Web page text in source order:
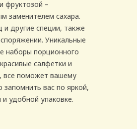
фруктозой –
заменителем сахара.
и другие специи, также
Уникальные
наборы порционного
салфетки и
все поможет вашему
запомнить вас по яркой,
и удобной упаковке.